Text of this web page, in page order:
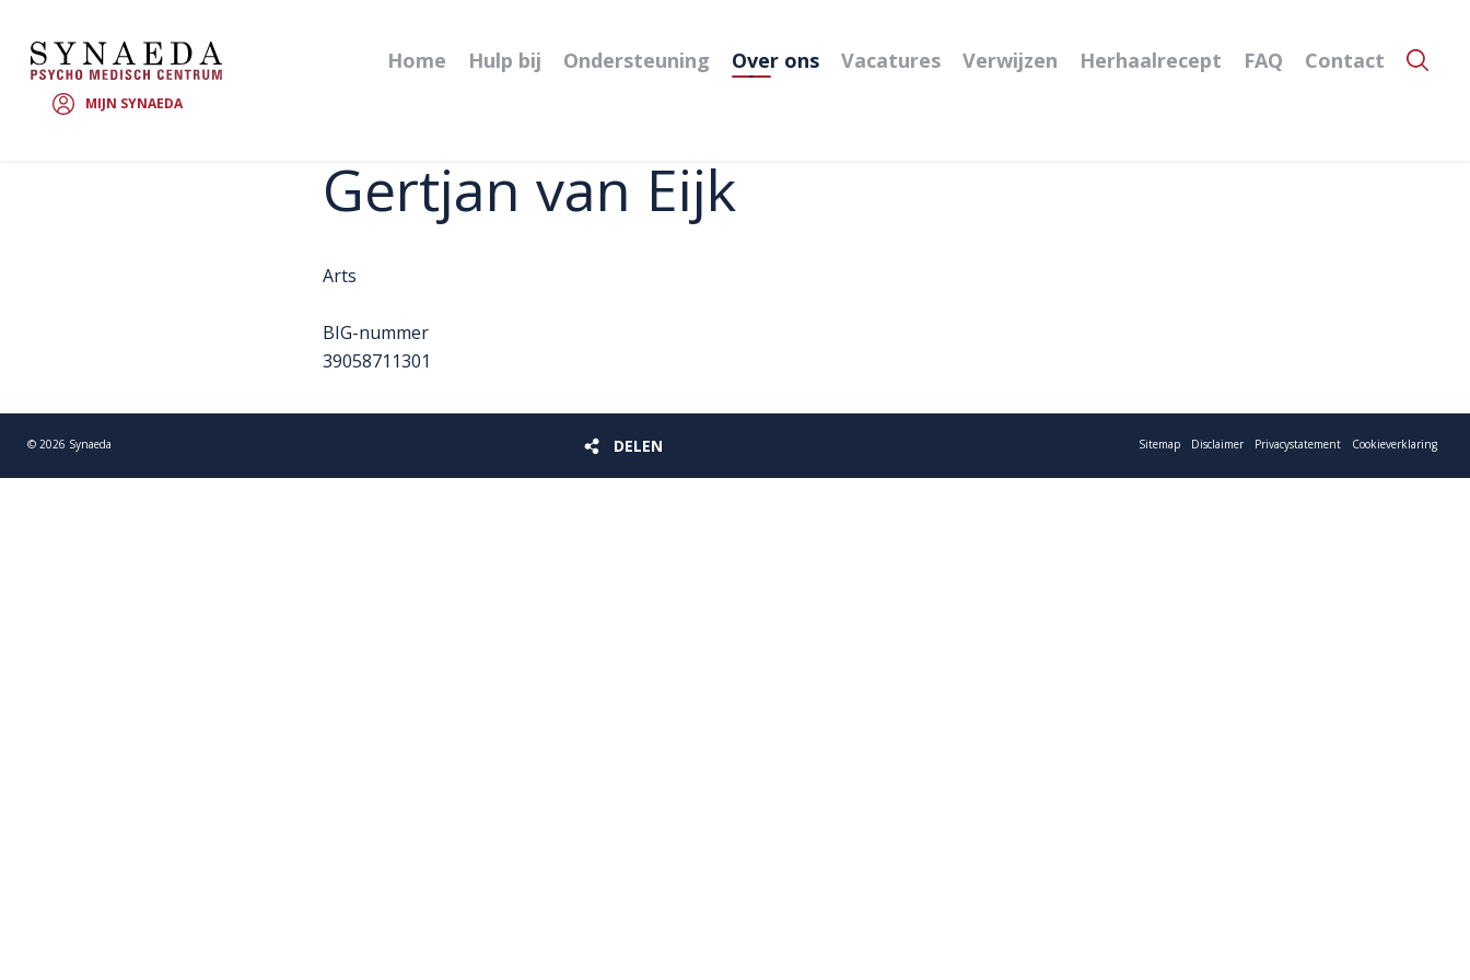
MIJN SYNAEDA
Home Hulp bij Ondersteuning Over ons Vacatures Verwijzen Herhaalrecept FAQ Contact
Gertjan van Eijk
Arts
BIG-nummer
39058711301
© 2026 Synaeda DELEN Sitemap Disclaimer Privacystatement Cookieverklaring